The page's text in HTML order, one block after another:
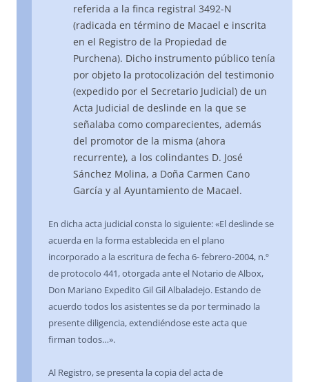
referida a la finca registral 3492-N
(radicada en término de Macael e inscrita
en el Registro de la Propiedad de
Purchena). Dicho instrumento público tenía
por objeto la protocolización del testimonio
(expedido por el Secretario Judicial) de un
Acta Judicial de deslinde en la que se
señalaba como comparecientes, además
del promotor de la misma (ahora
recurrente), a los colindantes D. José
Sánchez Molina, a Doña Carmen Cano
García y al Ayuntamiento de Macael.
En dicha acta judicial consta lo siguiente: «El deslinde se
acuerda en la forma establecida en el plano
incorporado a la escritura de fecha 6- febrero-2004, n.º
de protocolo 441, otorgada ante el Notario de Albox,
Don Mariano Expedito Gil Gil Albaladejo. Estando de
acuerdo todos los asistentes se da por terminado la
presente diligencia, extendiéndose este acta que
firman todos…».
Al Registro, se presenta la copia del acta de